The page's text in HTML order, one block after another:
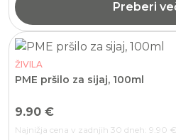
Preberi
ŽIVILA
PME pršilo za sijaj, 100ml
9.90 €
Najnižja cena v zadnjih 30 dneh: 9.90 €